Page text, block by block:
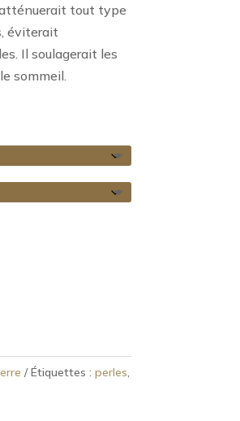
tout type
éviterait
Il soulagerait les
sommeil.
Étiquettes : perles,